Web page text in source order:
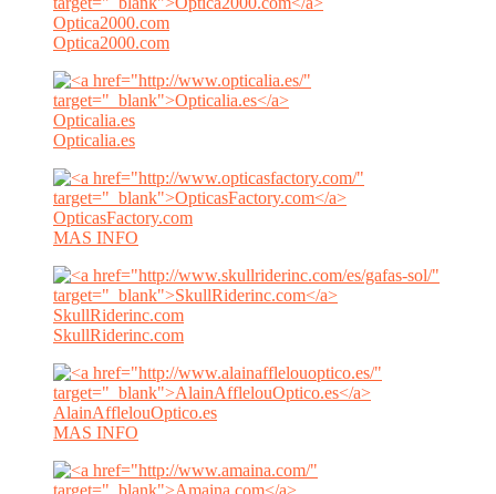
Optica2000.com
Optica2000.com
Opticalia.es
Opticalia.es
OpticasFactory.com
MAS INFO
SkullRiderinc.com
SkullRiderinc.com
AlainAfflelouOptico.es
MAS INFO